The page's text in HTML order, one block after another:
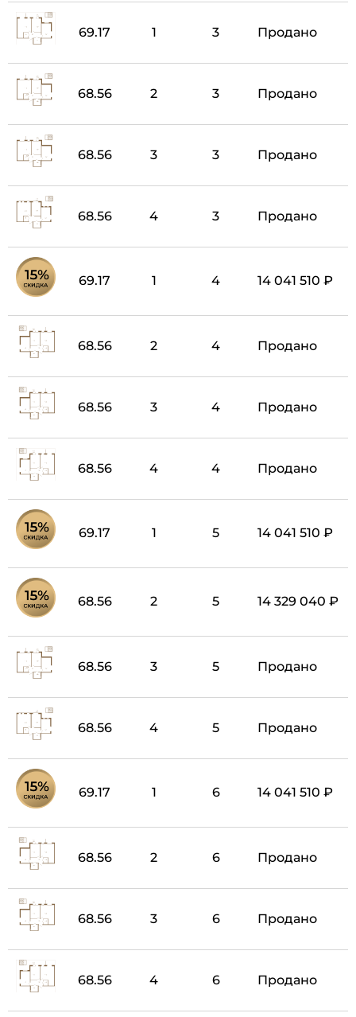
69.17 1 3 Продано
68.56 2 3 Продано
68.56 3 3 Продано
68.56 4 3 Продано
69.17 1 4 14 041 510 ₽
68.56 2 4 Продано
68.56 3 4 Продано
68.56 4 4 Продано
69.17 1 5 14 041 510 ₽
68.56 2 5 14 329 040 ₽
68.56 3 5 Продано
68.56 4 5 Продано
69.17 1 6 14 041 510 ₽
68.56 2 6 Продано
68.56 3 6 Продано
68.56 4 6 Продано